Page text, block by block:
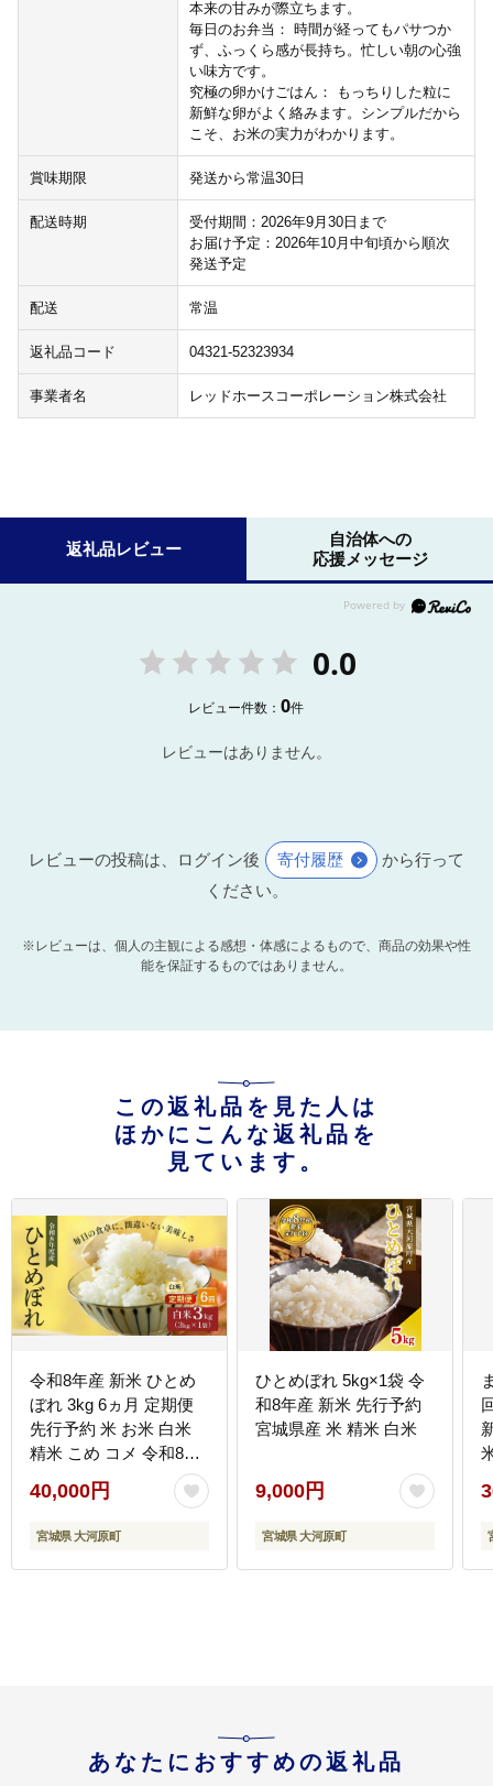
本来の甘みが際立ちます。
毎日のお弁当： 時間が経ってもパサつか
ず、ふっくら感が長持ち。忙しい朝の心強
い味方です。
究極の卵かけごはん： もっちりした粒に
新鮮な卵がよく絡みます。シンプルだから
こそ、お米の実力がわかります。
賞味期限 発送から常温30日
配送時期
受付期間：2026年9月30日まで
お届け予定：2026年10月中旬頃から順次
発送予定
配送 常温
返礼品コード 04321-52323934
事業者名 レッドホースコーポレーション株式会社
返礼品レビュー
自治体への
応援メッセージ
0.0
レビュー件数：0件
レビューはありません。
レビューの投稿は、ログイン後 寄付履歴
から行って
ください。
※レビューは、個人の主観による感想・体感によるもので、商品の効果や性
能を保証するものではありません。
この返礼品を見た人は
ほかにこんな返礼品を
見ています。
令和8年産 新米 ひとめ
ぼれ 3kg 6ヵ月 定期便
先行予約 米 お米 白米
精米 こめ コメ 令和8年
宮城県産
40,000円
宮城県 大河原町
ひとめぼれ 5kg×1袋 令
和8年産 新米 先行予約
宮城県産 米 精米 白米
9,000円
宮城県 大河原町
あなたにおすすめの返礼品